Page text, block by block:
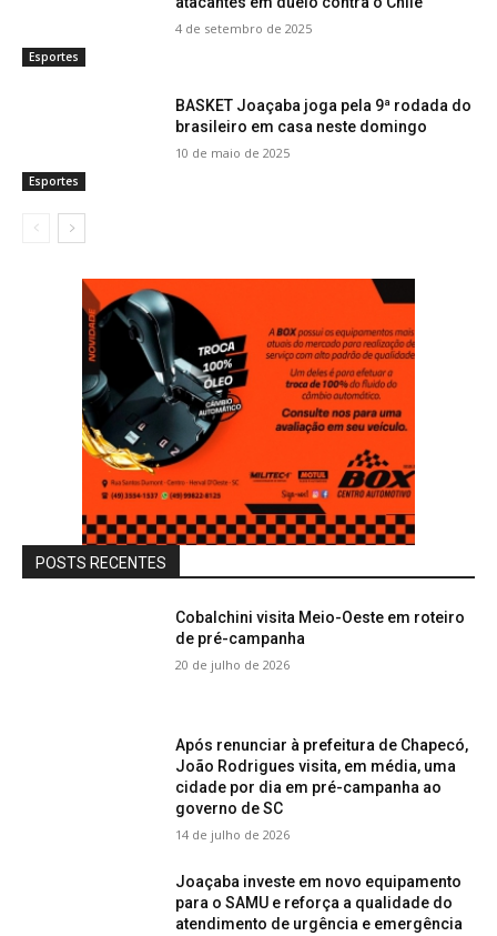
Esportes
4 de setembro de 2025
Esportes
BASKET Joaçaba joga pela 9ª rodada do
brasileiro em casa neste domingo
10 de maio de 2025
POSTS RECENTES
Cobalchini visita Meio-Oeste em roteiro
de pré-campanha
20 de julho de 2026
Após renunciar à prefeitura de Chapecó,
João Rodrigues visita, em média, uma
cidade por dia em pré-campanha ao
governo de SC
14 de julho de 2026
Joaçaba investe em novo equipamento
para o SAMU e reforça a qualidade do
atendimento de urgência e emergência